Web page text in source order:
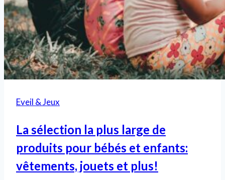
Eveil & Jeux
La sélection la plus large de
produits pour bébés et enfants:
vêtements, jouets et plus!